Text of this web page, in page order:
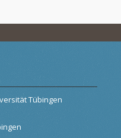
Tübingen